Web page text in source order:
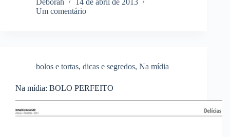
Um comentário
bolos e tortas, dicas e segredos, Na mídia
Na mídia: BOLO PERFEITO